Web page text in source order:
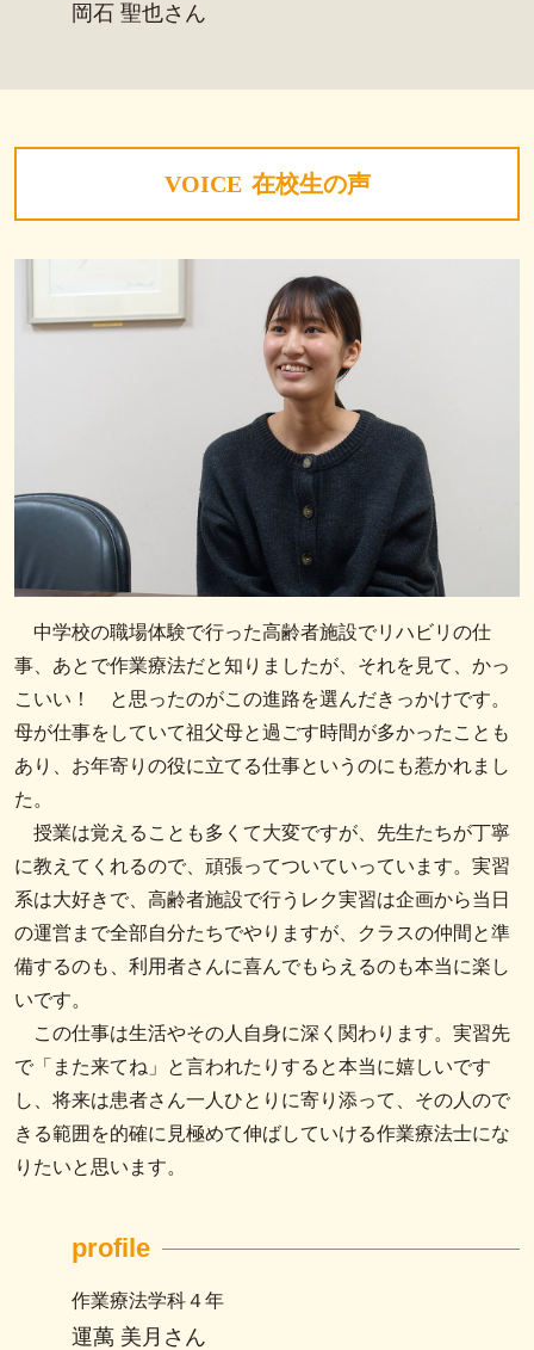
岡石 聖也さん
VOICE 在校生の声
中学校の職場体験で行った高齢者施設でリハビリの仕
事、あとで作業療法だと知りましたが、それを見て、かっ
こいい！ と思ったのがこの進路を選んだきっかけです。
母が仕事をしていて祖父母と過ごす時間が多かったことも
あり、お年寄りの役に立てる仕事というのにも惹かれまし
た。
授業は覚えることも多くて大変ですが、先生たちが丁寧
に教えてくれるので、頑張ってついていっています。実習
系は大好きで、高齢者施設で行うレク実習は企画から当日
の運営まで全部自分たちでやりますが、クラスの仲間と準
備するのも、利用者さんに喜んでもらえるのも本当に楽し
いです。
この仕事は生活やその人自身に深く関わります。実習先
で「また来てね」と言われたりすると本当に嬉しいです
し、将来は患者さん一人ひとりに寄り添って、その人ので
きる範囲を的確に見極めて伸ばしていける作業療法士にな
りたいと思います。
profile
作業療法学科４年
運萬 美月さん